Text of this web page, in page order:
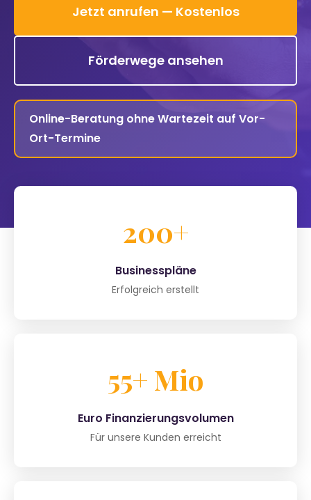
Jetzt anrufen — Kostenlos
Förderwege ansehen
Online-Beratung ohne Wartezeit auf Vor-
Ort-Termine
200+
Businesspläne
Erfolgreich erstellt
55+ Mio
Euro Finanzierungsvolumen
Für unsere Kunden erreicht